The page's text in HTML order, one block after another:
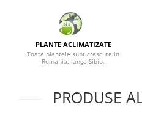
PLANTE ACLIMATIZATE
Toate plantele sunt crescute in
Romania, langa Sibiu.
PRODUSE